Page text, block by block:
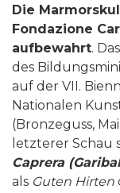
Die
Fondazione
aufbewahrt.
des
auf der VII.
Nationalen
(Bronzeguss,
letzterer Schau
Caprera
als Guten Hirten